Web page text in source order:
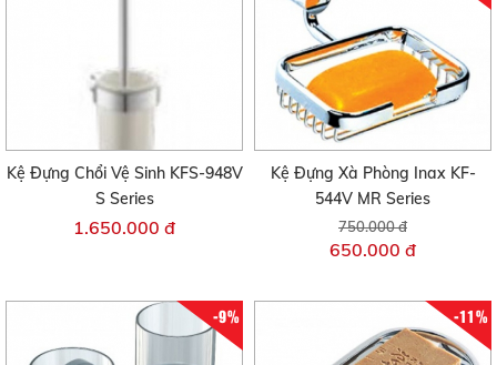
Kệ Đựng Chổi Vệ Sinh KFS-948V
S Series
1.650.000 đ
Kệ Đựng Xà Phòng Inax KF-
544V MR Series
750.000 đ
650.000 đ
-9% -11%